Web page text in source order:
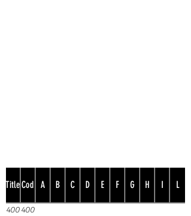
TitleCod A B C D E F G H I L
400400